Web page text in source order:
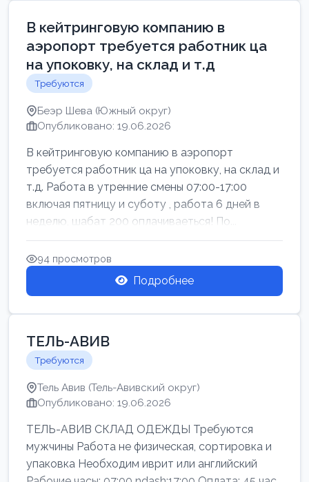
В кейтринговую компанию в
аэропорт требуется работник ца
на упоковку, на склад и т.д
Требуются
Беэр Шева (Южный округ)
Опубликовано: 19.06.2026
В кейтринговую компанию в аэропорт
требуется работник ца на упоковку, на склад и
т.д. Работа в утренние смены 07:00-17:00
включая пятницу и суботу , работа 6 дней в
неделю, шабат 200 оплачиваеться! По...
94 просмотров
Подробнее
ТЕЛЬ-АВИВ
Требуются
Тель Авив (Тель-Авивский округ)
Опубликовано: 19.06.2026
ТЕЛЬ-АВИВ СКЛАД ОДЕЖДЫ Требуются
мужчины Работа не физическая, сортировка и
упаковка Необходим иврит или английский